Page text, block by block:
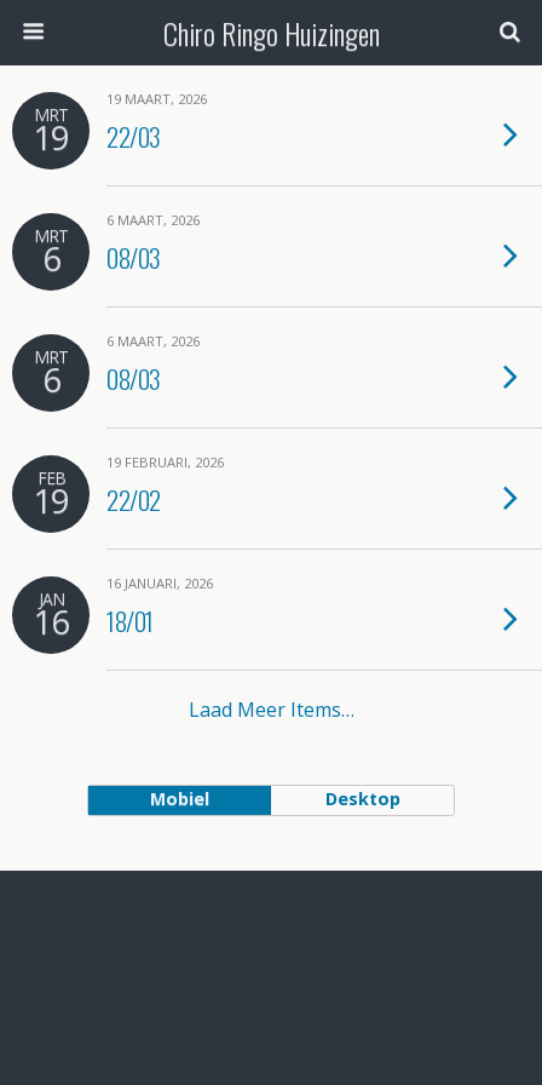
Chiro Ringo Huizingen
MRT
19
19 MAART, 2026
22/03
MRT
6
6 MAART, 2026
08/03
MRT
6
6 MAART, 2026
08/03
FEB
19
19 FEBRUARI, 2026
22/02
JAN
16
16 JANUARI, 2026
18/01
Laad Meer Items…
Mobiel Desktop